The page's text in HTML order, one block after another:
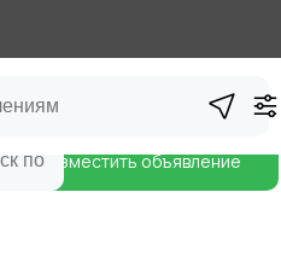
Разместить объявление